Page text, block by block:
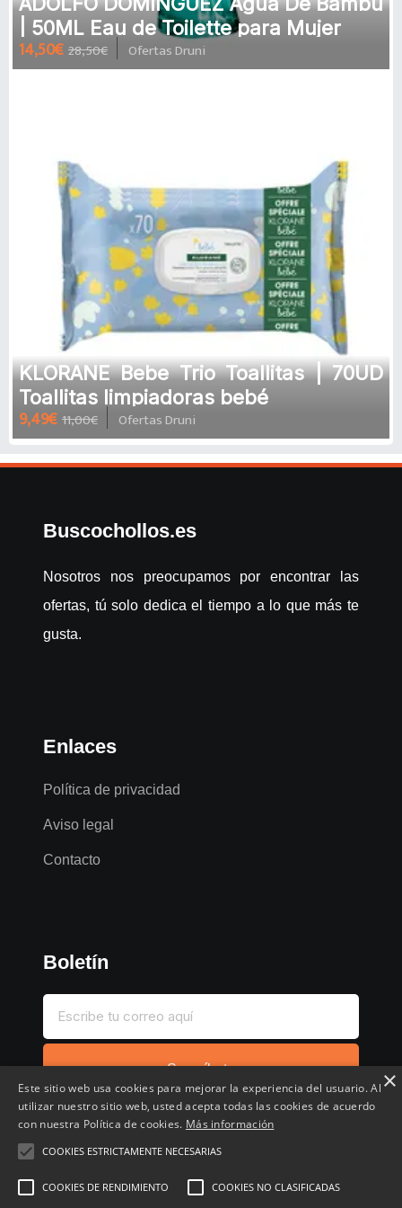
| 50ML Eau de Toilette para Mujer
14,50€ 28,50€ Ofertas Druni
KLORANE Bebe Trio Toallitas | 70UD
Toallitas limpiadoras bebé
9,49€ 11,00€ Ofertas Druni
Buscochollos.es
Nosotros nos preocupamos por encontrar las
ofertas, tú solo dedica el tiempo a lo que más te
gusta.
Enlaces
Política de privacidad
Aviso legal
Contacto
Boletín
Suscríbete
Inicio Compartir chollo Destacados
Cronológico
×
Este sitio web usa cookies para mejorar la experiencia del usuario. Al
utilizar nuestro sitio web, usted acepta todas las cookies de acuerdo
con nuestra Política de cookies. Más información
COOKIES ESTRICTAMENTE NECESARIAS
COOKIES DE RENDIMIENTO COOKIES NO CLASIFICADAS